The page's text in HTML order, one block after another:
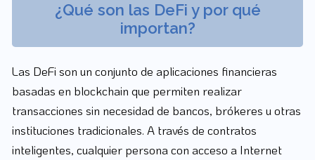
¿Qué son las DeFi y por qué
importan?
Las DeFi son un conjunto de aplicaciones financieras
basadas en blockchain que permiten realizar
transacciones sin necesidad de bancos, brókeres u otras
instituciones tradicionales. A través de contratos
inteligentes, cualquier persona con acceso a Internet